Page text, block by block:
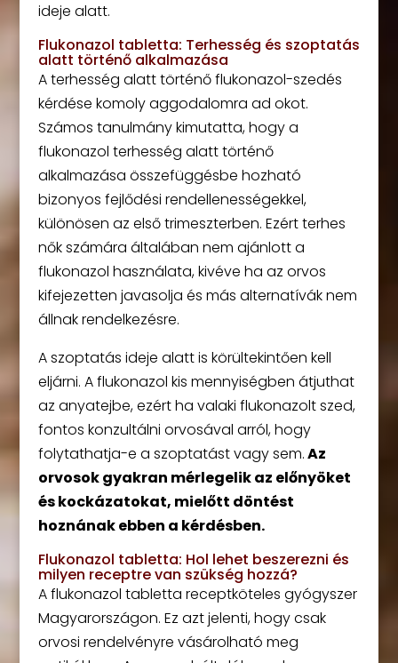
ideje alatt.
Flukonazol tabletta: Terhesség és szoptatás
alatt történő alkalmazása
A terhesség alatt történő flukonazol-szedés
kérdése komoly aggodalomra ad okot.
Számos tanulmány kimutatta, hogy a
flukonazol terhesség alatt történő
alkalmazása összefüggésbe hozható
bizonyos fejlődési rendellenességekkel,
különösen az első trimeszterben. Ezért terhes
nők számára általában nem ajánlott a
flukonazol használata, kivéve ha az orvos
kifejezetten javasolja és más alternatívák nem
állnak rendelkezésre.
A szoptatás ideje alatt is körültekintően kell
eljárni. A flukonazol kis mennyiségben átjuthat
az anyatejbe, ezért ha valaki flukonazolt szed,
fontos konzultálni orvosával arról, hogy
folytathatja-e a szoptatást vagy sem.Az
orvosok gyakran mérlegelik az előnyöket
és kockázatokat, mielőtt döntést
hoznának ebben a kérdésben.
Flukonazol tabletta: Hol lehet beszerezni és
milyen receptre van szükség hozzá?
A flukonazol tabletta receptköteles gyógyszer
Magyarországon. Ez azt jelenti, hogy csak
orvosi rendelvényre vásárolható meg